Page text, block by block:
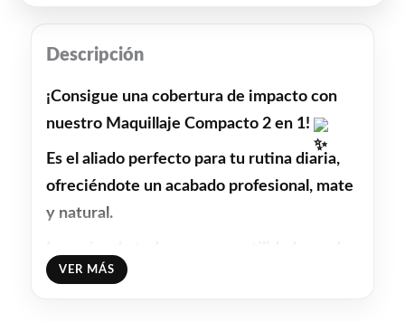
Descripción
¡Consigue una cobertura de impacto con
nuestro Maquillaje Compacto 2 en 1!
Es el aliado perfecto para tu rutina diaria,
ofreciéndote un acabado profesional, mate
y natural.
aplicarlo en seco para un acabado ligero o
VER MÁS